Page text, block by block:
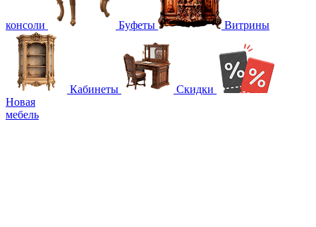
консоли Буфеты Витрины
Кабинеты
Скидки
Новая
мебель